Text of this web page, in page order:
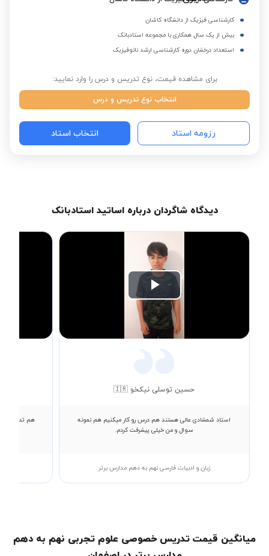
کارشناسی فیزیک از دانشگاه کاشان
بیش از یک سال همکاری با مجموعه استادبانک
استعداد درخشان دوره کارشناسی ارشد نانوفیزیک
برای مشاهده قیمت، نوع تدریس و درس را وارد نمایید:
انتخاب نوع تدریس و درس
رزومه استاد انتخاب استاد
دیدگاه شاگردان درباره اساتید استادبانک
Play
Video
حسین توسلی نیکخو 🇮🇷
استاد شمشادی عالی هستند هم درس رو کار میکنیم هم نمونه
سوال و من خیلی پیشرفت کردم.
زبان و ادبیات فارسی نهم به دهم مدارس برتر
هم
میانگین قیمت تدریس خصوصی علوم تجربی نهم به دهم